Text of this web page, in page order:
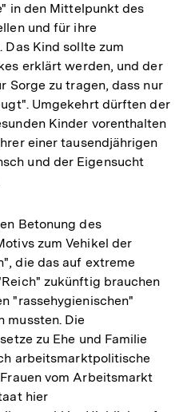
in den Mittelpunkt des
und für ihre
Das Kind sollte zum
erklärt werden, und der
Sorge zu tragen, dass nur
Umgekehrt dürften der
Kinder vorenthalten
einer tausendjährigen
und der Eigensucht
Betonung des
zum Vehikel der
die das auf extreme
zukünftig brauchen
"rassehygienischen"
mussten. Die
zu Ehe und Familie
arbeitsmarktpolitische
vom Arbeitsmarkt
hier